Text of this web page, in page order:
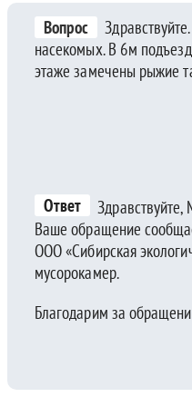
Вопрос
насекомых. В 6м
этаже замечены рыжие
Ответ
Ваше обращение
ООО «Сибирская
мусорокамер.
Благодарим за